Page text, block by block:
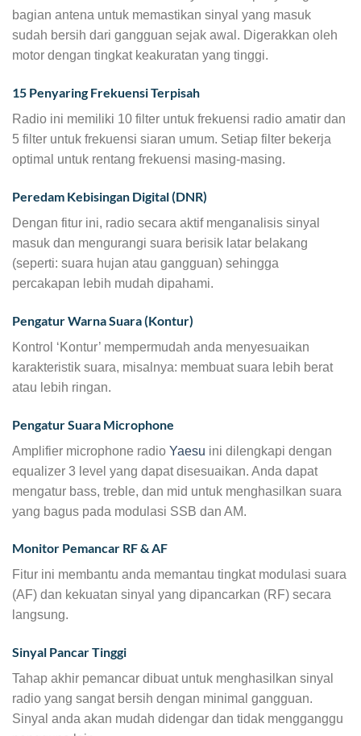
bagian antena untuk memastikan sinyal yang masuk
sudah bersih dari gangguan sejak awal. Digerakkan oleh
motor dengan tingkat keakuratan yang tinggi.
15 Penyaring Frekuensi Terpisah
Radio ini memiliki 10 filter untuk frekuensi radio amatir dan
5 filter untuk frekuensi siaran umum. Setiap filter bekerja
optimal untuk rentang frekuensi masing-masing.
Peredam Kebisingan Digital (DNR)
Dengan fitur ini, radio secara aktif menganalisis sinyal
masuk dan mengurangi suara berisik latar belakang
(seperti: suara hujan atau gangguan) sehingga
percakapan lebih mudah dipahami.
Pengatur Warna Suara (Kontur)
Kontrol ‘Kontur’ mempermudah anda menyesuaikan
karakteristik suara, misalnya: membuat suara lebih berat
atau lebih ringan.
Pengatur Suara Microphone
Amplifier microphone radio Yaesu ini dilengkapi dengan
equalizer 3 level yang dapat disesuaikan. Anda dapat
mengatur bass, treble, dan mid untuk menghasilkan suara
yang bagus pada modulasi SSB dan AM.
Monitor Pemancar RF & AF
Fitur ini membantu anda memantau tingkat modulasi suara
(AF) dan kekuatan sinyal yang dipancarkan (RF) secara
langsung.
Sinyal Pancar Tinggi
Tahap akhir pemancar dibuat untuk menghasilkan sinyal
radio yang sangat bersih dengan minimal gangguan.
Sinyal anda akan mudah didengar dan tidak mengganggu